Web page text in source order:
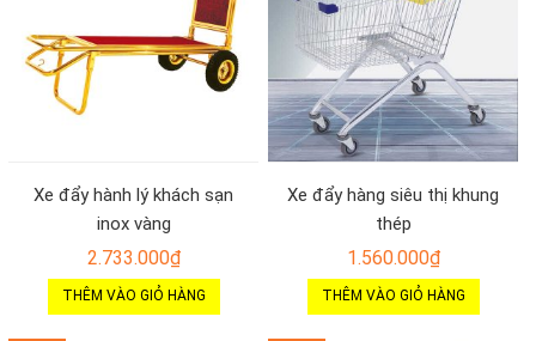
Xe đẩy hành lý khách sạn
inox vàng
2.733.000₫
THÊM VÀO GIỎ HÀNG
Xe đẩy hàng siêu thị khung
thép
1.560.000₫
THÊM VÀO GIỎ HÀNG